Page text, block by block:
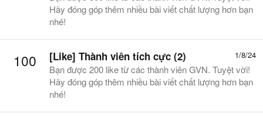
Hãy đóng góp thêm nhiều bài viết chất lượng hơn bạn
nhé!
100 1/8/24
[Like] Thành viên tích cực (2)
Bạn được 200 like từ các thành viên GVN. Tuyệt vời!
Hãy đóng góp thêm nhiều bài viết chất lượng hơn bạn
nhé!